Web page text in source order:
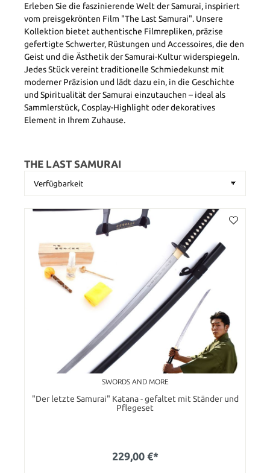
Erleben Sie die faszinierende Welt der Samurai, inspiriert
vom preisgekrönten Film "The Last Samurai". Unsere
Kollektion bietet authentische Filmrepliken, präzise
gefertigte Schwerter, Rüstungen und Accessoires, die den
Geist und die Ästhetik der Samurai-Kultur widerspiegeln.
Jedes Stück vereint traditionelle Schmiedekunst mit
moderner Präzision und lädt dazu ein, in die Geschichte
und Spiritualität der Samurai einzutauchen – ideal als
Sammlerstück, Cosplay-Highlight oder dekoratives
Element in Ihrem Zuhause.
THE LAST SAMURAI
SWORDS AND MORE
"Der letzte Samurai" Katana - gefaltet mit Ständer und
Pflegeset
229,00 €*